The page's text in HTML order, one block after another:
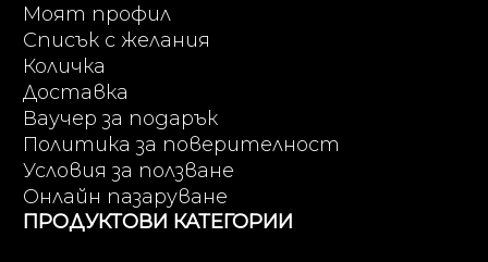
Моят профил
Списък с желания
Количка
Доставка
Ваучер за подарък
Политика за поверителност
Условия за ползване
Онлайн пазаруване
ПРОДУКТОВИ КАТЕГОРИИ